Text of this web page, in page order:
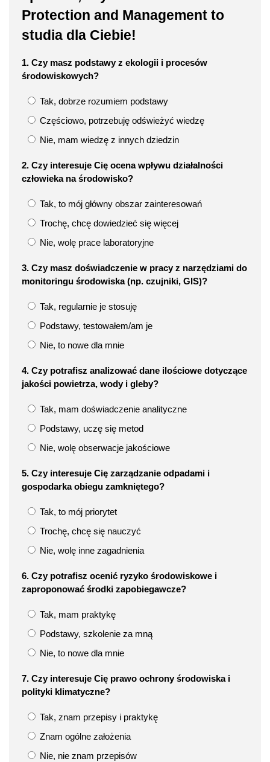
Protection and Management to
studia dla Ciebie!
1. Czy masz podstawy z ekologii i procesów
środowiskowych?
Tak, dobrze rozumiem podstawy
Częściowo, potrzebuję odświeżyć wiedzę
Nie, mam wiedzę z innych dziedzin
2. Czy interesuje Cię ocena wpływu działalności
człowieka na środowisko?
Tak, to mój główny obszar zainteresowań
Trochę, chcę dowiedzieć się więcej
Nie, wolę prace laboratoryjne
3. Czy masz doświadczenie w pracy z narzędziami do
monitoringu środowiska (np. czujniki, GIS)?
Tak, regularnie je stosuję
Podstawy, testowałem/am je
Nie, to nowe dla mnie
4. Czy potrafisz analizować dane ilościowe dotyczące
jakości powietrza, wody i gleby?
Tak, mam doświadczenie analityczne
Podstawy, uczę się metod
Nie, wolę obserwacje jakościowe
5. Czy interesuje Cię zarządzanie odpadami i
gospodarka obiegu zamkniętego?
Tak, to mój priorytet
Trochę, chcę się nauczyć
Nie, wolę inne zagadnienia
6. Czy potrafisz ocenić ryzyko środowiskowe i
zaproponować środki zapobiegawcze?
Tak, mam praktykę
Podstawy, szkolenie za mną
Nie, to nowe dla mnie
7. Czy interesuje Cię prawo ochrony środowiska i
polityki klimatyczne?
Tak, znam przepisy i praktykę
Znam ogólne założenia
Nie, nie znam przepisów